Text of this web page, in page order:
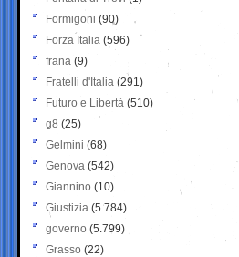
Formigoni (90)
Forza Italia (596)
frana (9)
Fratelli d'Italia (291)
Futuro e Libertà (510)
g8 (25)
Gelmini (68)
Genova (542)
Giannino (10)
Giustizia (5.784)
governo (5.799)
Grasso (22)